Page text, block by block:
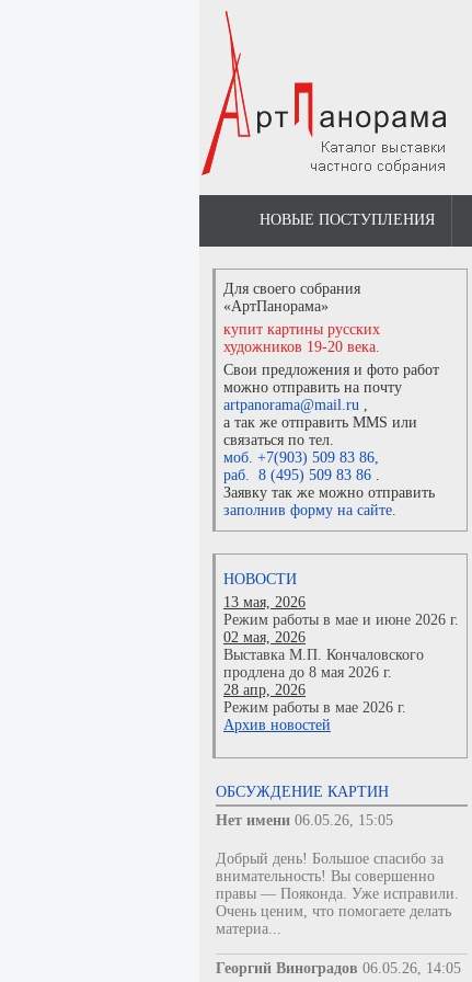
НОВЫЕ ПОСТУПЛЕНИЯ
Для своего собрания
«АртПанорама»
купит картины русских
художников 19-20 века.
Свои предложения и фото работ
можно отправить на почту
artpanorama@mail.ru ,
а так же отправить MMS или
связаться по тел.
моб. +7(903) 509 83 86,
раб. 8 (495) 509 83 86 .
Заявку так же можно отправить
заполнив форму на сайте.
НОВОСТИ
13 мая, 2026
Режим работы в мае и июне 2026 г.
02 мая, 2026
Выставка М.П. Кончаловского
продлена до 8 мая 2026 г.
28 апр, 2026
Режим работы в мае 2026 г.
Архив новостей
ОБСУЖДЕНИЕ КАРТИН
Нет имени 06.05.26, 15:05
Добрый день! Большое спасибо за
внимательность! Вы совершенно
правы — Пояконда. Уже исправили.
Очень ценим, что помогаете делать
материа...
Георгий Виноградов 06.05.26, 14:05